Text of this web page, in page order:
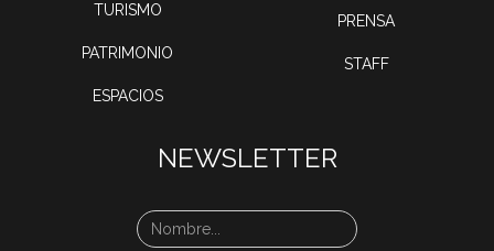
TURISMO
PATRIMONIO
ESPACIOS
PRENSA
STAFF
NEWSLETTER